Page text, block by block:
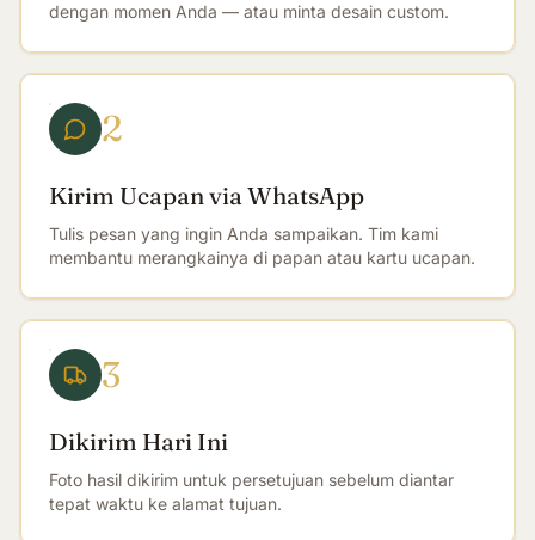
dengan momen Anda — atau minta desain custom.
2
Kirim Ucapan via WhatsApp
Tulis pesan yang ingin Anda sampaikan. Tim kami
membantu merangkainya di papan atau kartu ucapan.
3
Dikirim Hari Ini
Foto hasil dikirim untuk persetujuan sebelum diantar
tepat waktu ke alamat tujuan.